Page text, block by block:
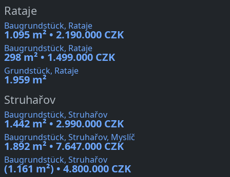
Rataje
Baugrundstück, Rataje
1.095 m² • 2.190.000 CZK
Baugrundstück, Rataje
298 m² • 1.499.000 CZK
Grundstück, Rataje
1.959 m²
Struhařov
Baugrundstück, Struhařov
1.442 m² • 2.990.000 CZK
Baugrundstück, Struhařov, Myslíč
1.892 m² • 7.647.000 CZK
Baugrundstück, Struhařov
(1.161 m²) • 4.800.000 CZK